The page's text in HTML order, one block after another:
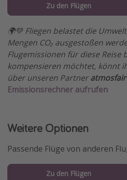
Zu den Flügen
🌍💚 Fliegen belastet die
Mengen CO₂ ausgestoßen
Flugemissionen für diese Reise
kompensieren möchtet, könnt
über unseren Partneratmosfair
Emissionsrechner aufrufen
Weitere Optionen
Passende Flüge von anderen
Zu den Flügen